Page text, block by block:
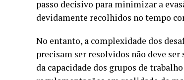
passo decisivo para minimizar a
devidamente recolhidos no tempo
No entanto, a complexidade dos
precisam ser resolvidos não deve
da capacidade dos grupos de